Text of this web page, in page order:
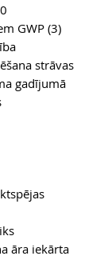
GWP (3)
strāvas
gadījumā
āra iekārta